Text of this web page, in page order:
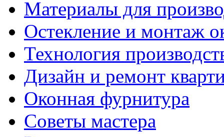
Материалы для
Остекление и монтаж
Технология
Дизайн и ремонт
Оконная фурнитура
Советы мастера